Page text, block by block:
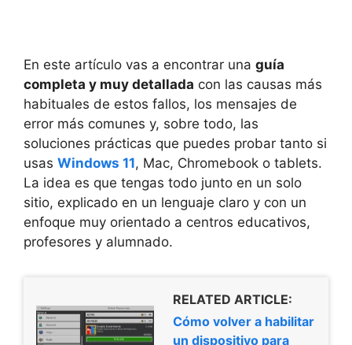
En este artículo vas a encontrar una guía
completa y muy detallada con las causas más
habituales de estos fallos, los mensajes de
error más comunes y, sobre todo, las
soluciones prácticas que puedes probar tanto si
usas Windows 11, Mac, Chromebook o tablets.
La idea es que tengas todo junto en un solo
sitio, explicado en un lenguaje claro y con un
enfoque muy orientado a centros educativos,
profesores y alumnado.
RELATED ARTICLE:
Cómo volver a habilitar
un dispositivo para